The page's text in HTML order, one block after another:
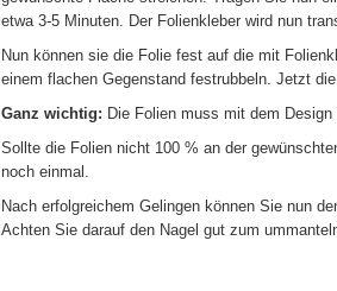
etwa 3-5 Minuten. Der Folienkleber wird nun
Nun können sie die Folie fest auf die mit
einem flachen Gegenstand festrubbeln. Jetzt
Ganz wichtig: Die Folien muss mit dem
Sollte die Folien nicht 100 % an der
noch einmal.
Nach erfolgreichem Gelingen können Sie nun
Achten Sie darauf den Nagel gut zum